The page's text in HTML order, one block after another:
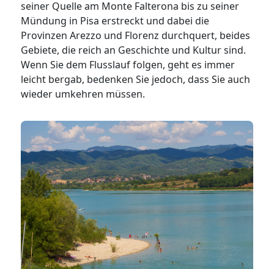
seiner Quelle am Monte Falterona bis zu seiner
Mündung in Pisa erstreckt und dabei die
Provinzen Arezzo und Florenz durchquert, beides
Gebiete, die reich an Geschichte und Kultur sind.
Wenn Sie dem Flusslauf folgen, geht es immer
leicht bergab, bedenken Sie jedoch, dass Sie auch
wieder umkehren müssen.